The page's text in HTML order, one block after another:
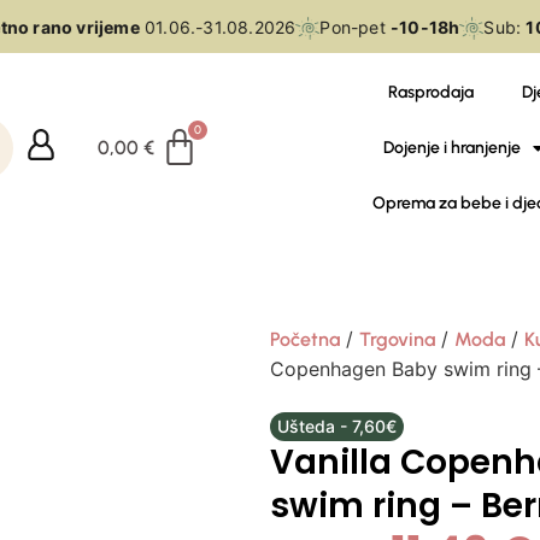
rano vrijeme01.06.-31.08.2026 Pon-pet-10-18h Sub:10-
0,00€
Rasprodaja
Dojenje i hranjenje
Oprema za bebe i
Početna / Trgovina / Moda /
Copenhagen Baby swim ring
Ušteda - 7,60€
Vanilla
swim ring –